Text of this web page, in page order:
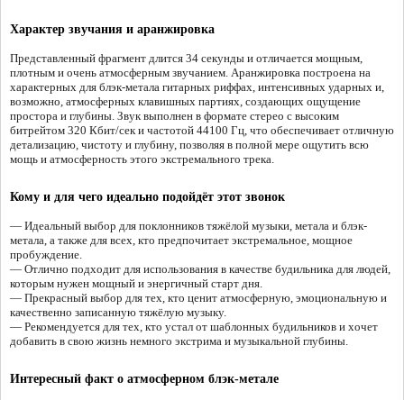
Характер звучания и аранжировка
Представленный фрагмент длится 34 секунды и отличается мощным,
плотным и очень атмосферным звучанием. Аранжировка построена на
характерных для блэк-метала гитарных риффах, интенсивных ударных и,
возможно, атмосферных клавишных партиях, создающих ощущение
простора и глубины. Звук выполнен в формате стерео с высоким
битрейтом 320 Кбит/сек и частотой 44100 Гц, что обеспечивает отличную
детализацию, чистоту и глубину, позволяя в полной мере ощутить всю
мощь и атмосферность этого экстремального трека.
Кому и для чего идеально подойдёт этот звонок
— Идеальный выбор для поклонников тяжёлой музыки, метала и блэк-
метала, а также для всех, кто предпочитает экстремальное, мощное
пробуждение.
— Отлично подходит для использования в качестве будильника для людей,
которым нужен мощный и энергичный старт дня.
— Прекрасный выбор для тех, кто ценит атмосферную, эмоциональную и
качественно записанную тяжёлую музыку.
— Рекомендуется для тех, кто устал от шаблонных будильников и хочет
добавить в свою жизнь немного экстрима и музыкальной глубины.
Интересный факт о атмосферном блэк-метале